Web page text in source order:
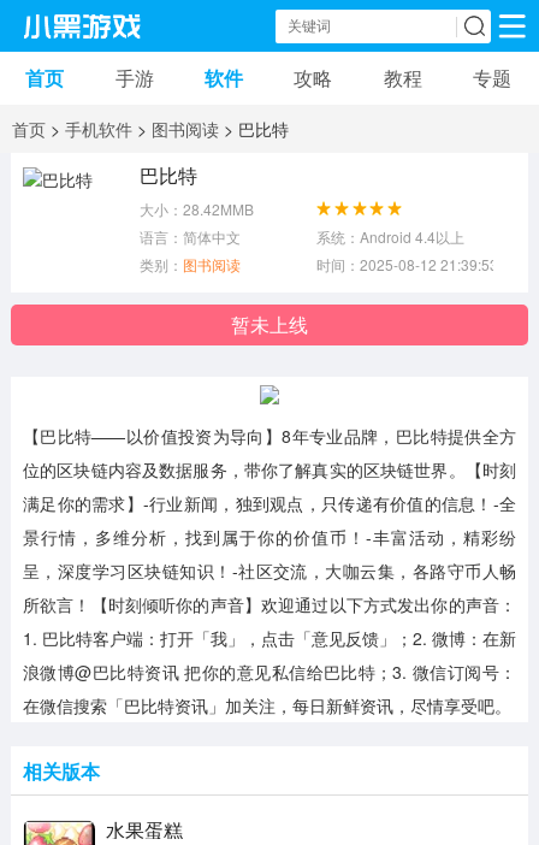
手机游戏 手机软件
卡牌游戏
音乐游戏 传奇游戏
竞速游戏 模拟游戏 体育游戏
文字游戏
首页 手游 软件 攻略 教程 专题
首页 > 手机软件 > 图书阅读 > 巴比特
巴比特
大小：28.42MMB
语言：简体中文
系统：Android 4.4以上
类别： 图书阅读 时间：2025-08-12 21:39:53
暂未上线
【巴比特——以价值投资为导向】8年专业品牌，巴比特提供全方
位的区块链内容及数据服务，带你了解真实的区块链世界。【时刻
满足你的需求】-行业新闻，独到观点，只传递有价值的信息！-全
景行情，多维分析，找到属于你的价值币！-丰富活动，精彩纷
呈，深度学习区块链知识！-社区交流，大咖云集，各路守币人畅
所欲言！【时刻倾听你的声音】欢迎通过以下方式发出你的声音：
1. 巴比特客户端：打开「我」，点击「意见反馈」；2. 微博：在新
浪微博@巴比特资讯 把你的意见私信给巴比特；3. 微信订阅号：
在微信搜索「巴比特资讯」加关注，每日新鲜资讯，尽情享受吧。
相关版本
水果蛋糕